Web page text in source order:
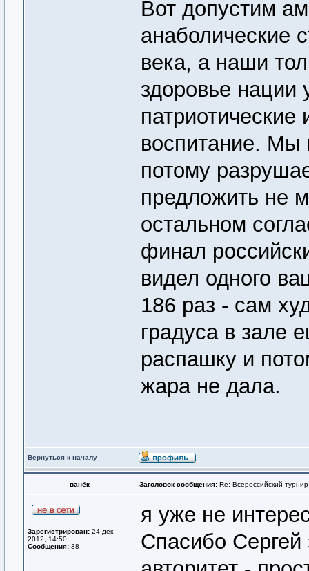
Вот допустим
анаболические
века, а наши
здоровье нации
воспитание. Мы
потому
предложить не
остальном
финал
видел одного
186 раз - сам
градуса в зале
распашку и
жара не дала.
Вернуться к началу
ванёк Заголовок сообщения: Re: Всероссийский
Зарегистрирован: 24 дек
2012, 14:50
Сообщения: 38
я уже не
Спасибо Сергей